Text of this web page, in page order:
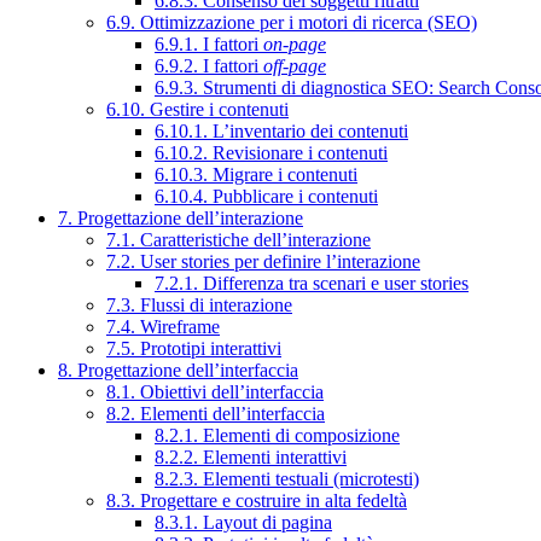
6.9. Ottimizzazione per i motori di ricerca (SEO)
6.9.1. I fattori on-page
6.9.2. I fattori off-page
6.9.3. Strumenti di diagnostica SEO: Search
6.10. Gestire i contenuti
6.10.1. L’inventario dei contenuti
6.10.2. Revisionare i contenuti
6.10.3. Migrare i contenuti
6.10.4. Pubblicare i contenuti
7. Progettazione dell’interazione
7.1. Caratteristiche dell’interazione
7.2. User stories per definire l’interazione
7.2.1. Differenza tra scenari e user stories
7.3. Flussi di interazione
7.4. Wireframe
7.5. Prototipi interattivi
8. Progettazione dell’interfaccia
8.1. Obiettivi dell’interfaccia
8.2. Elementi dell’interfaccia
8.2.1. Elementi di composizione
8.2.2. Elementi interattivi
8.2.3. Elementi testuali (microtesti)
8.3. Progettare e costruire in alta fedeltà
8.3.1. Layout di pagina